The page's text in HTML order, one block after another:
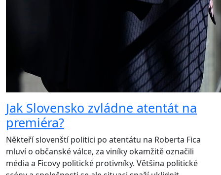
Jak Slovensko zvládne atentát na
premiéra?
Někteří slovenští politici po atentátu na Roberta Fica
mluví o občanské válce, za viníky okamžitě označili
média a Ficovy politické protivníky. Většina politické